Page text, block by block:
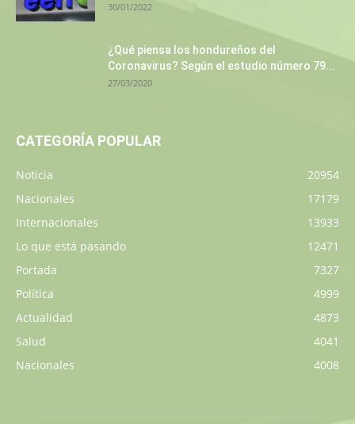
30/01/2022
¿Qué piensa los hondureños del
Coronavirus? Según el estudio número 79...
27/03/2020
CATEGORÍA POPULAR
Noticia
20954
Nacionales
17179
Internacionales
13933
Lo que está pasando
12471
Portada
7327
Política
4999
Actualidad
4873
Salud
4041
Nacionales
4008